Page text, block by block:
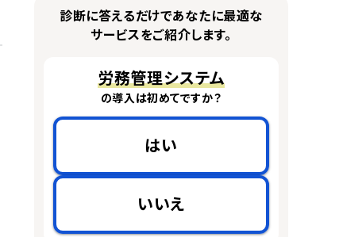
一部
PRONIアイミツSaaS
のサービスデータを参照しています。
人事DX最強ナビ編集部 情報取得元
診断に答えるだけであなたに最適な
サービスをご紹介します。
労務管理システム
の導入は初めてですか？
はい
いいえ